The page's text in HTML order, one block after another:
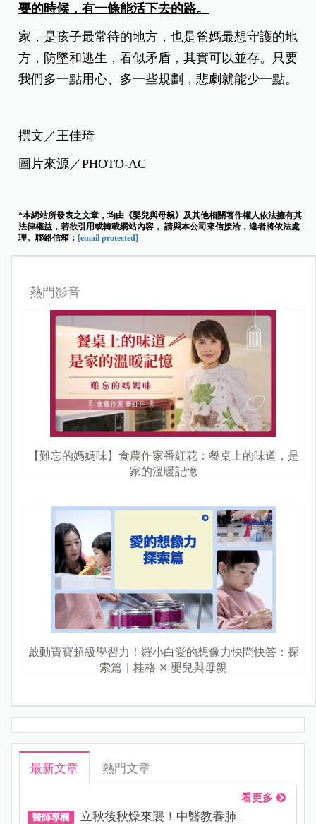
要的時候，有一條能活下去的路。
家，是孩子最常待的地方，也是爸媽最想守護的地
方，防墜和逃生，看似矛盾，其實可以並存。只要
我們多一點用心、多一些規劃，悲劇就能少一點。
撰文／王佳琦
圖片來源／PHOTO-AC
*本網站所發表之文章，均由《嬰兒與母親》及其他相關著作權人依法擁有其
法律權益，若欲引用或轉載網站內容， 請與本公司來信接洽，違者將依法處
理。聯絡信箱： [email protected]
熱門影音
【難忘的媽媽味】食農作家番紅花：餐桌上的味道，是
家的溫暖記憶
啟動寶寶超級學習力！羅小白愛的想像力快問快答：探
索篇｜桂格 ✕ 嬰兒與母親
最新文章 熱門文章
看更多
醫師專欄 立秋後秋燥來襲！中醫教養肺...